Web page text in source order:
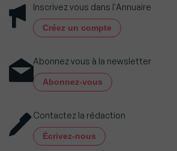
Inscrivez vous dans l'Annuaire
Créez un compte
Abonnez vous à la newsletter
Abonnez-vous
Contactez la rédaction
Écrivez-nous